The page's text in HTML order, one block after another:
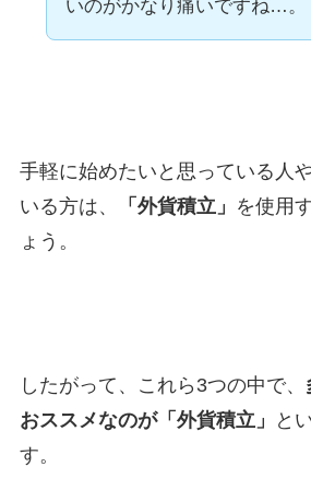
いのがかなり痛いですね…。
手軽に始めたいと思っている人
いる方は、
「外貨積立」 を使用
ょう。
したがって、これら3つの中で、
おススメなのが「外貨積立」
と
す。